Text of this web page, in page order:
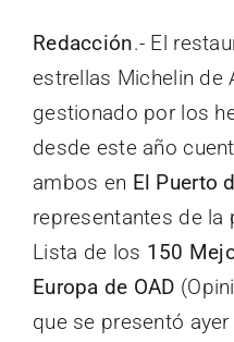
Redacción.- El
estrellas Michelin de
gestionado por los
desde este año
ambos en El Puerto
representantes de la
Lista de los 150
Europa de OAD
que se presentó